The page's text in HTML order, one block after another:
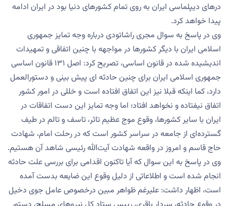
درهای دیپلماسی ایران به روی تمام کشورهای دنیا بود در ایران ادامه
پیدا خواهد کرد.
وی در پاسخ به سوال مجری راشاتودی درباره وجه تمایز جمهوری
اسلامی ایران با دیگر کشورها در مواجهه با چنین اتفاقی و تمهیدات
اندیشیده شده در قانون اساسی، تصریح کرد: اصل ۱۳۱ قانون اساسی
جمهوری اسلامی ایران برای چنین حادثه ای پیش بینی و دستورالعمل
دارد، کما اینکه قبلا نیز این اتفاق افتاده است و خللی در امور کشور
اتفاق نیفتاده و نخواهد افتاد؛ اما وجه تمایز این دست اتفاقات در
ایران با سایر کشورها، وقوع موج عظیم تاثر، تاسف و تالم در طیف
گسترده‌ای از جامعه در سراسر کشور است که در رحلت امام، شهادت
حاج قاسم و امروز در واقعه شهادت آیت‌الله رئیسی شاهد آن هستیم.
وی در پاسخ به این سوال که آیا تاکنون اقدامی برای بررسی علت حادثه
انجام شده است و اطلاعاتی از دلیل وقوع این ضایعه بدست آمده
است، اظهار داشت: علیرغم ظواهر مبین درخصوص عامل جوی دخیل